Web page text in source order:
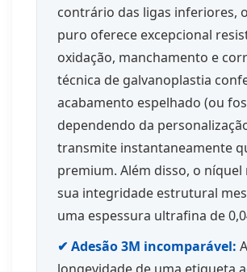
contrário das ligas inferiores,
puro oferece excepcional
oxidação, manchamento e
técnica de galvanoplastia
acabamento espelhado (ou
dependendo da
transmite instantaneamente
premium. Além disso, o níquel
sua integridade estrutural
uma espessura ultrafina de
✔ Adesão 3M incomparável: A